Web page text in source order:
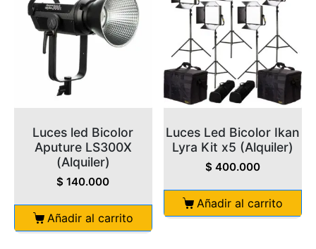
Luces led Bicolor
Aputure LS300X
(Alquiler)
$ 140.000
Añadir al carrito
Luces Led Bicolor Ikan
Lyra Kit x5 (Alquiler)
$ 400.000
Añadir al carrito